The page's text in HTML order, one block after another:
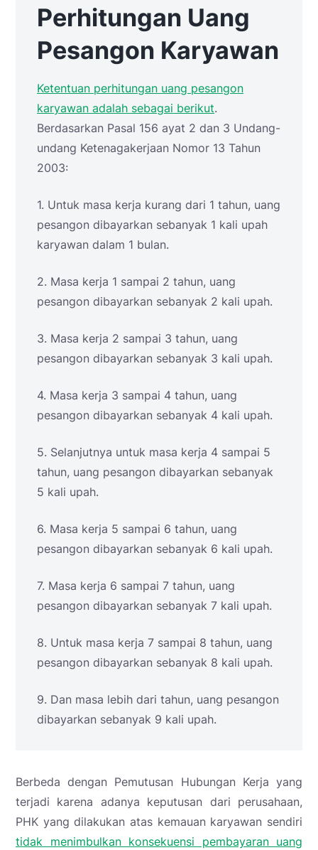
Perhitungan Uang
Pesangon Karyawan
Ketentuan perhitungan uang pesangon
karyawan adalah sebagai berikut.
Berdasarkan Pasal 156 ayat 2 dan 3 Undang-
undang Ketenagakerjaan Nomor 13 Tahun
2003:
1. Untuk masa kerja kurang dari 1 tahun, uang
pesangon dibayarkan sebanyak 1 kali upah
karyawan dalam 1 bulan.
2. Masa kerja 1 sampai 2 tahun, uang
pesangon dibayarkan sebanyak 2 kali upah.
3. Masa kerja 2 sampai 3 tahun, uang
pesangon dibayarkan sebanyak 3 kali upah.
4. Masa kerja 3 sampai 4 tahun, uang
pesangon dibayarkan sebanyak 4 kali upah.
5. Selanjutnya untuk masa kerja 4 sampai 5
tahun, uang pesangon dibayarkan sebanyak
5 kali upah.
6. Masa kerja 5 sampai 6 tahun, uang
pesangon dibayarkan sebanyak 6 kali upah.
7. Masa kerja 6 sampai 7 tahun, uang
pesangon dibayarkan sebanyak 7 kali upah.
8. Untuk masa kerja 7 sampai 8 tahun, uang
pesangon dibayarkan sebanyak 8 kali upah.
9. Dan masa lebih dari tahun, uang pesangon
dibayarkan sebanyak 9 kali upah.
Berbeda dengan Pemutusan Hubungan Kerja yang
terjadi karena adanya keputusan dari perusahaan,
PHK yang dilakukan atas kemauan karyawan sendiri
tidak menimbulkan konsekuensi pembayaran uang